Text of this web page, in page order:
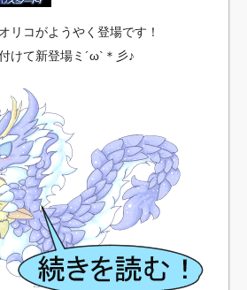
リコがようやく登場です！
けて新登場ミ´ω`＊彡♪